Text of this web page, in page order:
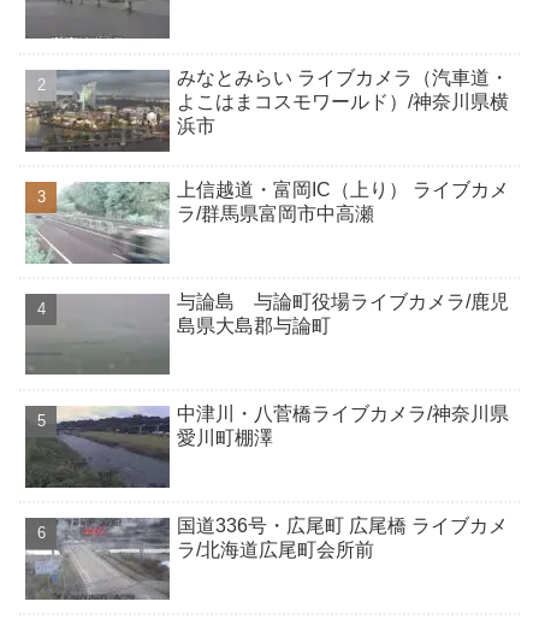
みなとみらい ライブカメラ（汽車道・
よこはまコスモワールド）/神奈川県横
浜市
上信越道・富岡IC（上り） ライブカメ
ラ/群馬県富岡市中高瀬
与論島 与論町役場ライブカメラ/鹿児
島県大島郡与論町
中津川・八菅橋ライブカメラ/神奈川県
愛川町棚澤
国道336号・広尾町 広尾橋 ライブカメ
ラ/北海道広尾町会所前